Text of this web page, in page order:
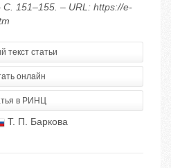
151–155. – URL: https://e-
текст статьи
онлайн
в РИНЦ
Т. П. Баркова